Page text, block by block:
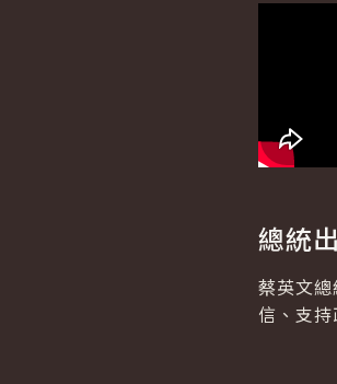
總統
蔡英文
信、支